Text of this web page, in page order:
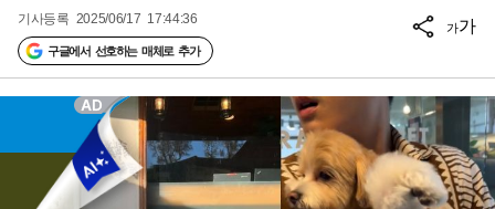
기사등록 2025/06/17 17:44:36
구글에서 선호하는 매체로 추가
가가